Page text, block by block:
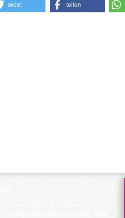
tweet teilen